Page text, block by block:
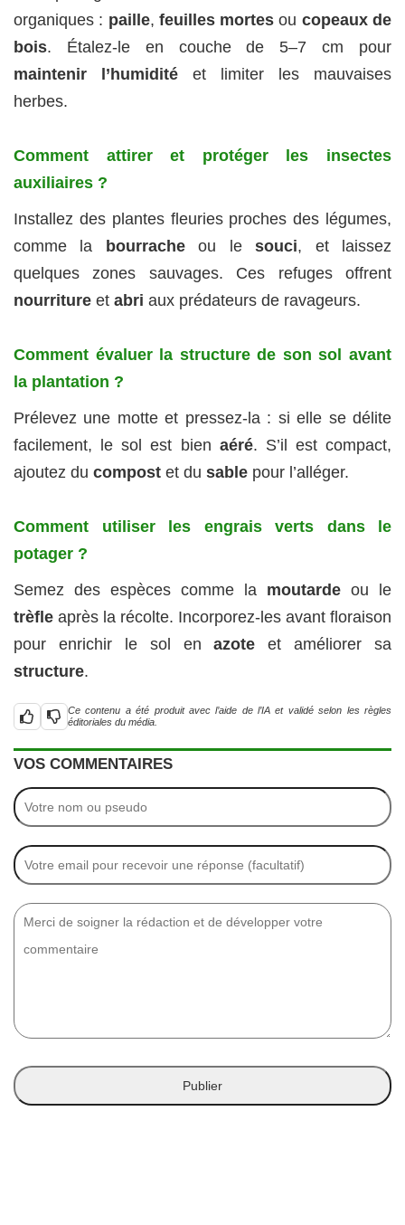
organiques : paille, feuilles mortes ou copeaux de
bois. Étalez-le en couche de 5–7 cm pour
maintenir l’humidité et limiter les mauvaises
herbes.
Comment attirer et protéger les insectes
auxiliaires ?
Installez des plantes fleuries proches des légumes,
comme la
bourracheou lesouci, et laissez
quelques zones sauvages. Ces refuges offrent
nourriture et abri aux prédateurs de ravageurs.
Comment évaluer la structure de son sol avant
la plantation ?
Prélevez une motte et pressez-la : si elle se délite
facilement, le sol est bien aéré. S’il est compact,
ajoutez du compost et du sable pour l’alléger.
Comment utiliser les engrais verts dans le
potager ?
Semez des espèces comme la moutarde ou le
trèfle après la récolte. Incorporez-les avant floraison
pour enrichir le sol enazote et améliorer sa
structure.
Ce contenu a été produit avec l’aide de l’IA et validé selon les règles
éditoriales du média.
VOS COMMENTAIRES